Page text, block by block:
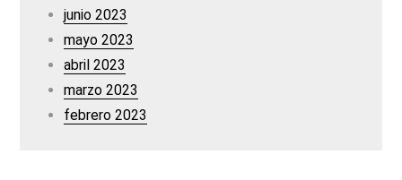
junio 2023
mayo 2023
abril 2023
marzo 2023
febrero 2023